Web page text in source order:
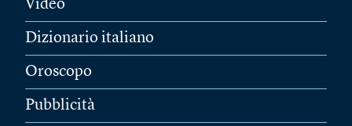
Video
Dizionario italiano
Oroscopo
Pubblicità